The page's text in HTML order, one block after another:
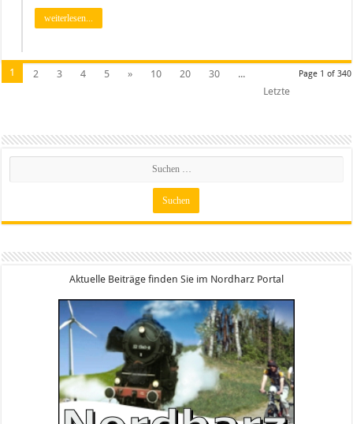
weiterlesen...
Page 1 of 340
1 2 3 4 5 » 10 20 30
...
Letzte
Aktuelle Beiträge finden Sie im Nordharz Portal